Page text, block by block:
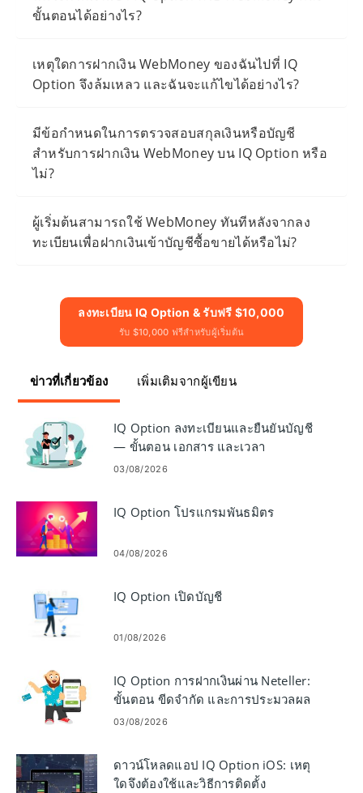
ขั้นตอนได้อย่างไร?
เหตุใดการฝากเงิน WebMoney ของฉันไปที่ IQ
Option จึงล้มเหลว และฉันจะแก้ไขได้อย่างไร?
มีข้อกำหนดในการตรวจสอบสกุลเงินหรือบัญชี
สำหรับการฝากเงิน WebMoney บน IQ Option หรือ
ไม่?
ผู้เริ่มต้นสามารถใช้ WebMoney ทันทีหลังจากลง
ทะเบียนเพื่อฝากเงินเข้าบัญชีซื้อขายได้หรือไม่?
ลงทะเบียน IQ Option & รับฟรี $10,000
รับ $10,000 ฟรีสำหรับผู้เริ่มต้น
ข่าวที่เกี่ยวข้อง เพิ่มเติมจากผู้เขียน
IQ Option ลงทะเบียนและยืนยันบัญชี
— ขั้นตอน เอกสาร และเวลา
03/08/2026
IQ Option โปรแกรมพันธมิตร
04/08/2026
IQ Option เปิดบัญชี
01/08/2026
IQ Option การฝากเงินผ่าน Neteller:
ขั้นตอน ขีดจำกัด และการประมวลผล
03/08/2026
ดาวน์โหลดแอป IQ Option iOS: เหตุ
ใดจึงต้องใช้และวิธีการติดตั้ง